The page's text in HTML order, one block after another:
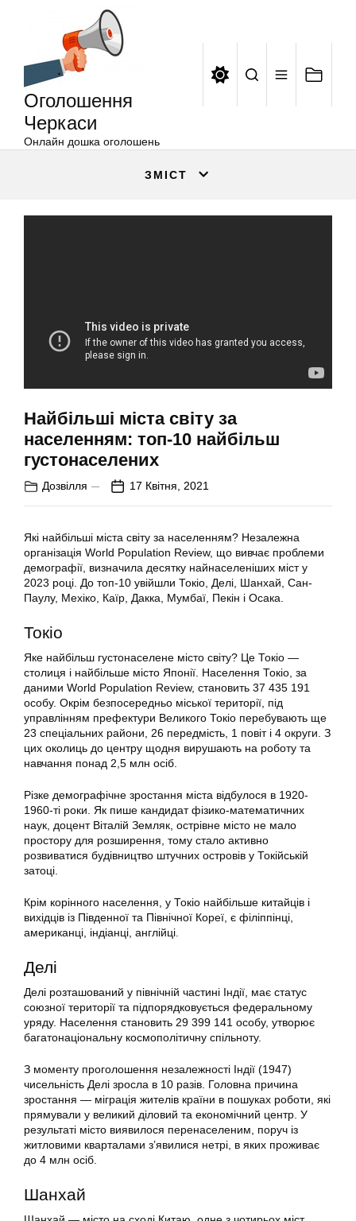
Оголошення
Черкаси
Онлайн дошка оголошень
ЗМІСТ
Найбільші міста світу за
населенням: топ-10 найбільш
густонаселених
Дозвілля 17 Квітня, 2021
Які найбільші міста світу за населенням? Незалежна
організація World Population Review, що вивчає проблеми
демографії, визначила десятку найнаселеніших міст у
2023 році. До топ-10 увійшли Токіо, Делі, Шанхай, Сан-
Паулу, Мехіко, Каїр, Дакка, Мумбаї, Пекін і Осака.
Токіо
Яке найбільш густонаселене місто світу? Це Токіо —
столиця і найбільше місто Японії. Населення Токіо, за
даними World Population Review, становить 37 435 191
особу. Окрім безпосередньо міської території, під
управлінням префектури Великого Токіо перебувають ще
23 спеціальних райони, 26 передмість, 1 повіт і 4 округи. З
цих околиць до центру щодня вирушають на роботу та
навчання понад 2,5 млн осіб.
Різке демографічне зростання міста відбулося в 1920-
1960-ті роки. Як пише кандидат фізико-математичних
наук, доцент Віталій Земляк, острівне місто не мало
простору для розширення, тому стало активно
розвиватися будівництво штучних островів у Токійській
затоці.
Крім корінного населення, у Токіо найбільше китайців і
вихідців із Південної та Північної Кореї, є філіппінці,
американці, індіанці, англійці.
Делі
Делі розташований у північній частині Індії, має статус
союзної території та підпорядковується федеральному
уряду. Населення становить 29 399 141 особу, утворює
багатонаціональну космополітичну спільноту.
З моменту проголошення незалежності Індії (1947)
чисельність Делі зросла в 10 разів. Головна причина
зростання — міграція жителів країни в пошуках роботи, які
прямували у великий діловий та економічний центр. У
результаті місто виявилося перенаселеним, поруч із
житловими кварталами з’явилися нетрі, в яких проживає
до 4 млн осіб.
Шанхай